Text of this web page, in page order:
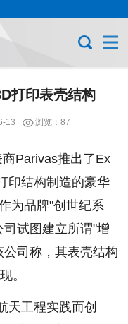
打印表壳结构
13 浏览：87
Parivas推出了Ex
印结构制造的豪华
为品牌"创世纪系
试图建立所谓"增
司称，其表壳结构
。
工程实践而创